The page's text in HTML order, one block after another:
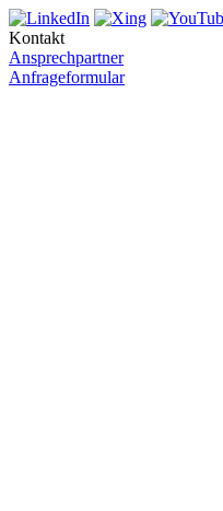
Kontakt
Ansprechpartner
Anfrageformular